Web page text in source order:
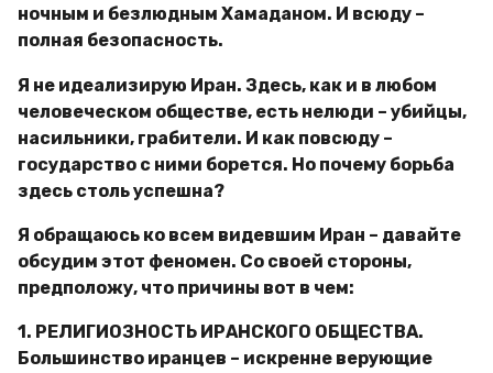
ночным и безлюдным Хамаданом. И всюду –
полная безопасность.
Я не идеализирую Иран. Здесь, как и в любом
человеческом обществе, есть нелюди – убийцы,
насильники, грабители. И как повсюду –
государство с ними борется. Но почему борьба
здесь столь успешна?
Я обращаюсь ко всем видевшим Иран – давайте
обсудим этот феномен. Со своей стороны,
предположу, что причины вот в чем:
1. РЕЛИГИОЗНОСТЬ ИРАНСКОГО ОБЩЕСТВА.
Большинство иранцев – искренне верующие